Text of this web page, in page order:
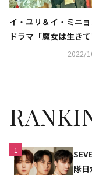
イ・ユリ＆イ・ミニ
ドラマ「魔女は生き
星劇場にて12月より
2022/
1
隊